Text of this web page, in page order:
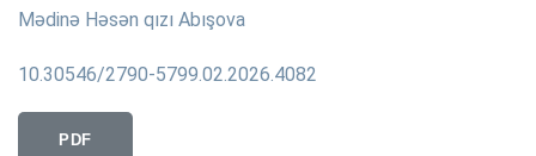
Mədinə Həsən qızı Abışova
10.30546/2790-5799.02.2026.4082
PDF